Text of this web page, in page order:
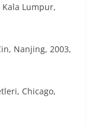
Kala Lumpur,
Nanjing, 2003,
Chicago,